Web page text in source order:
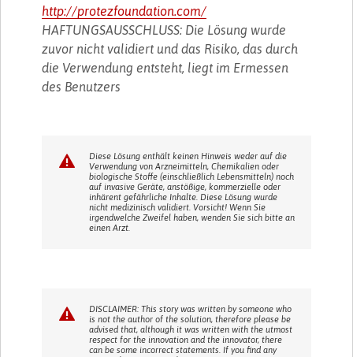
http://protezfoundation.com/
HAFTUNGSAUSSCHLUSS: Die Lösung wurde
zuvor nicht validiert und das Risiko, das durch
die Verwendung entsteht, liegt im Ermessen
des Benutzers
Diese Lösung enthält keinen Hinweis weder auf die
Verwendung von Arzneimitteln, Chemikalien oder
biologische Stoffe (einschließlich Lebensmitteln) noch
auf invasive Geräte, anstößige, kommerzielle oder
inhärent gefährliche Inhalte. Diese Lösung wurde
nicht medizinisch validiert. Vorsicht! Wenn Sie
irgendwelche Zweifel haben, wenden Sie sich bitte an
einen Arzt.
DISCLAIMER: This story was written by someone who
is not the author of the solution, therefore please be
advised that, although it was written with the utmost
respect for the innovation and the innovator, there
can be some incorrect statements. If you find any